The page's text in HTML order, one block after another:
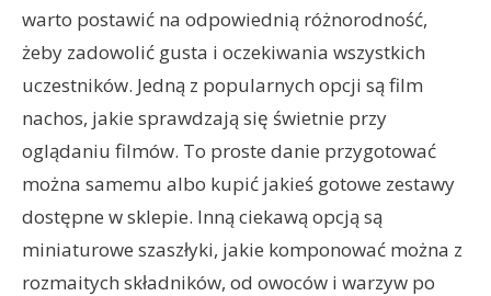
warto postawić na odpowiednią różnorodność,
żeby zadowolić gusta i oczekiwania wszystkich
uczestników. Jedną z popularnych opcji są film
nachos, jakie sprawdzają się świetnie przy
oglądaniu filmów. To proste danie przygotować
można samemu albo kupić jakieś gotowe zestawy
dostępne w sklepie. Inną ciekawą opcją są
miniaturowe szaszłyki, jakie komponować można z
rozmaitych składników, od owoców i warzyw po